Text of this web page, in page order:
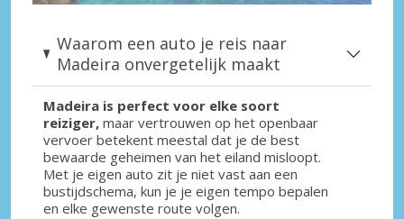
Waarom een auto je reis naar
Madeira onvergetelijk maakt
Madeira is perfect voor elke soort
reiziger, maar vertrouwen op het openbaar
vervoer betekent meestal dat je de best
bewaarde geheimen van het eiland misloopt.
Met je eigen auto zit je niet vast aan een
bustijdschema, kun je je eigen tempo bepalen
en elke gewenste route volgen.